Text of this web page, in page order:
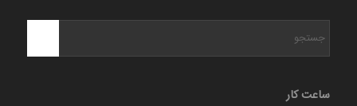
ساعت کار